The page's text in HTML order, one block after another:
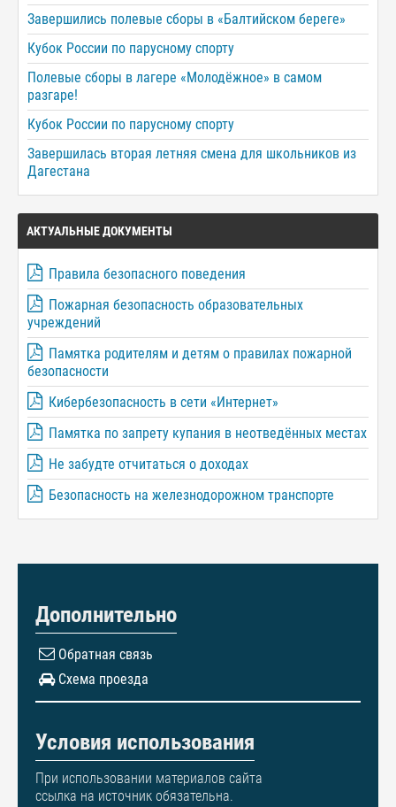
Завершились полевые сборы в «Балтийском береге»
Кубок России по парусному спорту
Полевые сборы в лагере «Молодёжное» в самом
разгаре!
Кубок России по парусному спорту
Завершилась вторая летняя смена для школьников из
Дагестана
АКТУАЛЬНЫЕ ДОКУМЕНТЫ
Правила безопасного поведения
Пожарная безопасность образовательных
учреждений
Памятка родителям и детям о правилах пожарной
безопасности
Кибербезопасность в сети «Интернет»
Памятка по запрету купания в неотведённых местах
Не забудте отчитаться о доходах
Безопасность на железнодорожном транспорте
Дополнительно
Обратная связь
Схема проезда
Условия использования
При использовании материалов сайта
ссылка на источник обязательна.